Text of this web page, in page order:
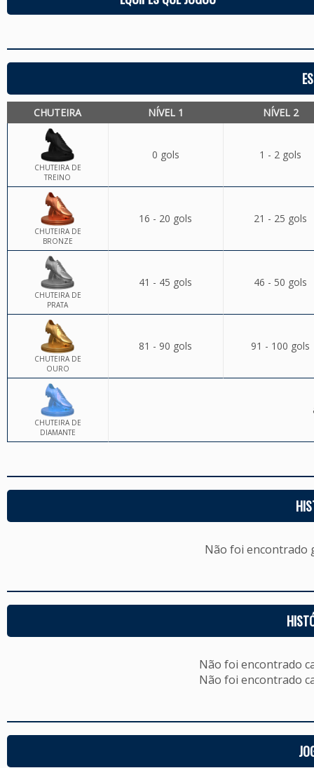
CHUTEIRA NÍVEL 1 NÍVEL 2
CHUTEIRA DE
TREINO
0 gols 1 - 2 gols
CHUTEIRA DE
BRONZE
16 - 20 gols 21 - 25 gols
CHUTEIRA DE
PRATA
41 - 45 gols 46 - 50 gols
CHUTEIRA DE
OURO
81 - 90 gols 91 - 100 gols
CHUTEIRA DE
DIAMANTE
Não foi encontrado
Não foi encontrado
Não foi encontrado